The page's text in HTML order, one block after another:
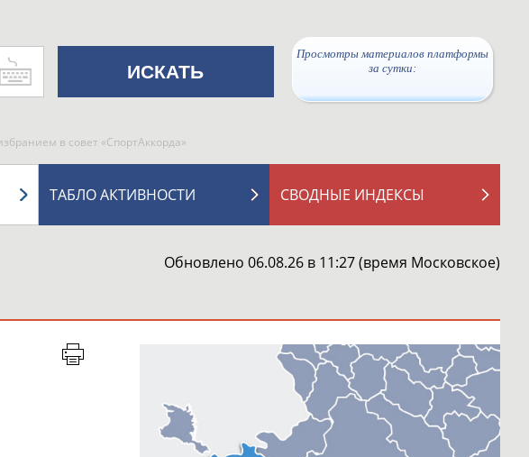
Просмотры материалов платформы
за сутки:
в совет «СпортАккорда»
СВОДНЫЕ ИНДЕКСЫ
ТАБЛО АКТИВНОСТИ
Обновлено 06.08.26 в 11:27 (время Московское)